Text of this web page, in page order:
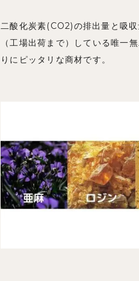
二酸化炭素(CO2)の排出量と吸
（工場出荷まで）している唯一
りにピッタリな商材です。